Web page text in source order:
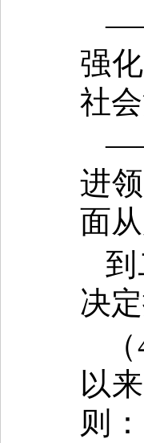
强
社
进
面
决
以
则